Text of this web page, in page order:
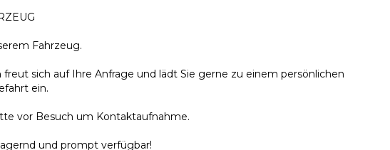
Fahrzeug.
sich auf Ihre Anfrage und lädt Sie gerne zu einem persönlichen
ein.
vor Besuch um Kontaktaufnahme.
und prompt verfügbar!